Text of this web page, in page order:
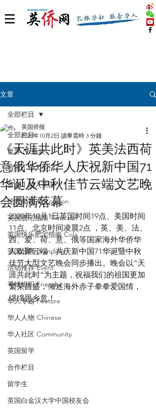
文章
全部栏目
世界 🌎 版块
首页丨华人生活
首页丨融入英国
伦敦推荐 🎡 London
英国脱宅指南 Time out
英国快乐肥宅指南 Cola
英国品牌 Branding
活动推荐 Event
寻找组织 Friends
华人专题 Feature
华人人物 Chinese
华人社区 Community
英国留学
合作栏目
留学生
英国白金汉大学中国校友会
全部栏目
《天涯共此时》英美法西荷
意俄华侨华人庆祝新中国71
华诞及中秋佳节云端文艺晚
会圆满落幕
英国侨报
2020年10月2日 讀畢需時 3 分鐘
2020年10月1日英国时间19点、美国时间
11点、北京时间凌晨2点 ，英、美、法、
西、爱、荷、意、俄等国家海外华侨华
人欢聚云端，共庆新中国71华诞暨中秋
佳节大型文艺晚会同步播出。晚会以“天
涯共此时”为主题，祝福我们的祖国更加
繁荣昌盛，倾述海外赤子拳拳爱国情，
绵绵思乡意！